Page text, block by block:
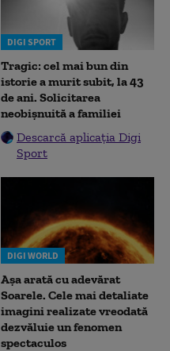
DIGI SPORT
Tragic: cel mai bun din
istorie a murit subit, la 43
de ani. Solicitarea
neobișnuită a familiei
Descarcă aplicația Digi
Sport
DIGI WORLD
Așa arată cu adevărat
Soarele. Cele mai detaliate
imagini realizate vreodată
dezvăluie un fenomen
spectaculos